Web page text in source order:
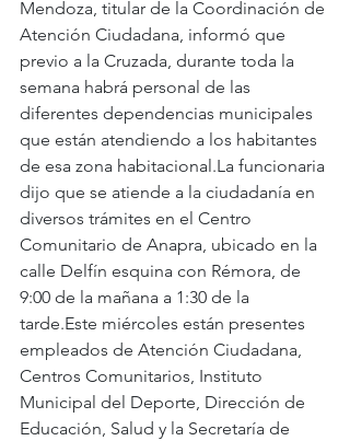
Mendoza, titular de la Coordinación de
Atención Ciudadana, informó que
previo a la Cruzada, durante toda la
semana habrá personal de las
diferentes dependencias municipales
que están atendiendo a los habitantes
de esa zona habitacional.La funcionaria
dijo que se atiende a la ciudadanía en
diversos trámites en el Centro
Comunitario de Anapra, ubicado en la
calle Delfín esquina con Rémora, de
9:00 de la mañana a 1:30 de la
tarde.Este miércoles están presentes
empleados de Atención Ciudadana,
Centros Comunitarios, Instituto
Municipal del Deporte, Dirección de
Educación, Salud y la Secretaría de